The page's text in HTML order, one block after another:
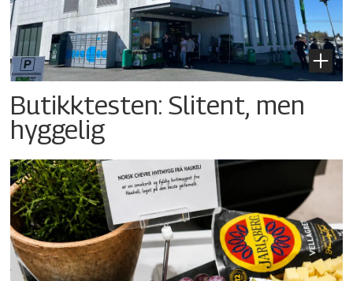
Butikktesten: Slitent, men
hyggelig